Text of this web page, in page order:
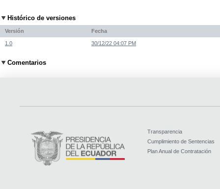
Histórico de versiones
Versión Fecha
1.0 30/12/22 04:07 PM
Comentarios
Transparencia
Cumplimiento de Sentencias
Plan Anual de Contratación